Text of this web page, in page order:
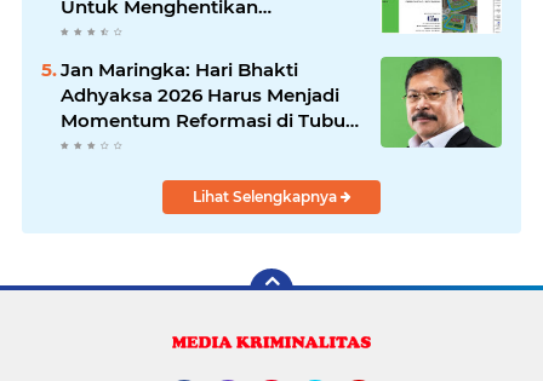
Untuk Menghentikan
Sementara Revitalisasi Alun-
Jan Maringka: Hari Bhakti
Adhyaksa 2026 Harus Menjadi
Momentum Reformasi di Tubuh
Kejaksaan
Lihat Selengkapnya